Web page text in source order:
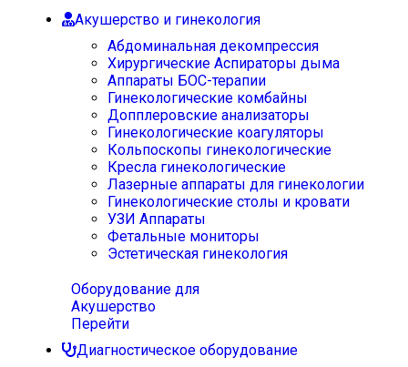
Акушерство и гинекология
Абдоминальная декомпрессия
Хирургические Аспираторы дыма
Аппараты БОС-терапии
Гинекологические комбайны
Допплеровские анализаторы
Гинекологические коагуляторы
Кольпоскопы гинекологические
Кресла гинекологические
Лазерные аппараты для гинекологии
Гинекологические столы и кровати
УЗИ Аппараты
Фетальные мониторы
Эстетическая гинекология
Оборудование для
Акушерство
Перейти
Диагностическое оборудование